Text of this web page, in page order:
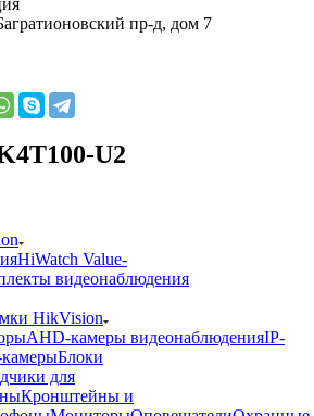
пр-д, дом 7
U2
HiWatch Value-
видеонаблюдения
HikVision
AHD-камеры видеонаблюденияIP-
Блоки
для
Кронштейны и